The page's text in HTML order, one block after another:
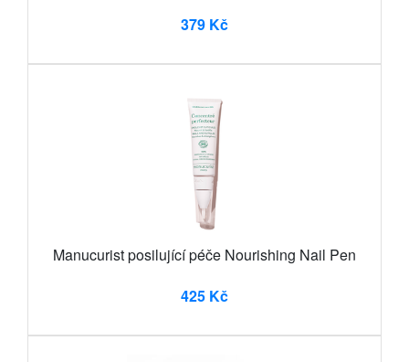
379 Kč
Manucurist posilující péče Nourishing Nail Pen
425 Kč